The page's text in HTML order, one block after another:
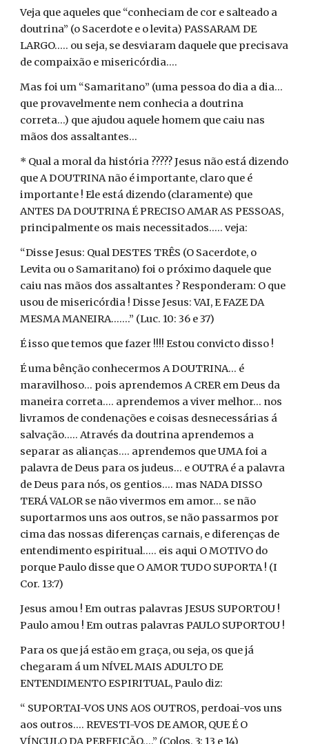
Veja que aqueles que “conheciam de cor e salteado a
doutrina” (o Sacerdote e o levita) PASSARAM DE
LARGO..... ou seja, se desviaram daquele que precisava
de compaixão e misericórdia....
Mas foi um “Samaritano” (uma pessoa do dia a dia...
que provavelmente nem conhecia a doutrina
correta...) que ajudou aquele homem que caiu nas
mãos dos assaltantes...
* Qual a moral da história ????? Jesus não está dizendo
que A DOUTRINA não é importante, claro que é
importante ! Ele está dizendo (claramente) que
ANTES DA DOUTRINA É PRECISO AMAR AS PESSOAS,
principalmente os mais necessitados..... veja:
“Disse Jesus: Qual DESTES TRÊS (O Sacerdote, o
Levita ou o Samaritano) foi o próximo daquele que
caiu nas mãos dos assaltantes ? Responderam: O que
usou de misericórdia ! Disse Jesus: VAI, E FAZE DA
MESMA MANEIRA.......” (Luc. 10: 36 e 37)
É isso que temos que fazer !!!! Estou convicto disso !
É uma bênção conhecermos A DOUTRINA... é
maravilhoso... pois aprendemos A CRER em Deus da
maneira correta.... aprendemos a viver melhor... nos
livramos de condenações e coisas desnecessárias á
salvação..... Através da doutrina aprendemos a
separar as alianças.... aprendemos que UMA foi a
palavra de Deus para os judeus... e OUTRA é a palavra
de Deus para nós, os gentios.... mas NADA DISSO
TERÁ VALOR se não vivermos em amor... se não
suportarmos uns aos outros, se não passarmos por
cima das nossas diferenças carnais, e diferenças de
entendimento espiritual..... eis aqui O MOTIVO do
porque Paulo disse que O AMOR TUDO SUPORTA ! (I
Cor. 13:7)
Jesus amou ! Em outras palavras JESUS SUPORTOU !
Paulo amou ! Em outras palavras PAULO SUPORTOU !
Para os que já estão em graça, ou seja, os que já
chegaram á um NÍVEL MAIS ADULTO DE
ENTENDIMENTO ESPIRITUAL, Paulo diz:
“ SUPORTAI-VOS UNS AOS OUTROS, perdoai-vos uns
aos outros.... REVESTI-VOS DE AMOR, QUE É O
VÍNCULO DA PERFEIÇÃO....” (Colos. 3: 13 e 14)